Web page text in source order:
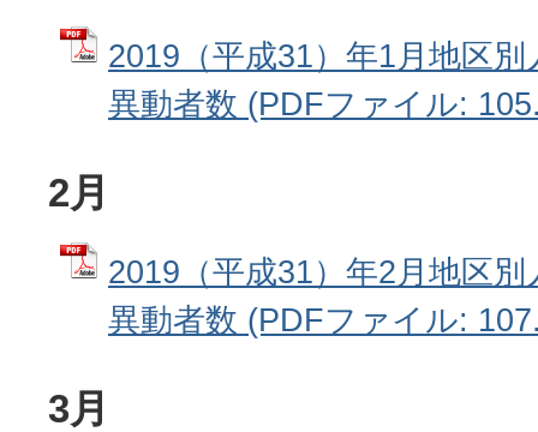
2019（平成31）年1月地区
異動者数 (PDFファイル:
2月
2019（平成31）年2月地区
異動者数 (PDFファイル:
3月